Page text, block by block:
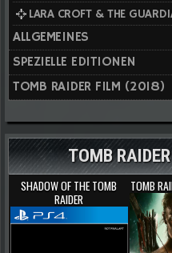
LARA CROFT & THE
ALLGEMEINES
SPEZIELLE EDITIONEN
TOMB RAIDER FILM (2018)
TOMB
SHADOW OF THE TOMB
RAIDER
TOMB